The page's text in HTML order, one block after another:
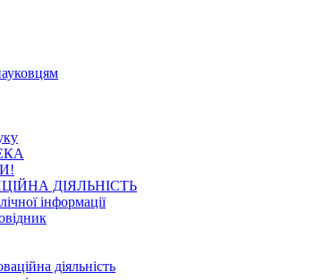
ДІЯЛЬНІСТЬ
інформації
діяльність